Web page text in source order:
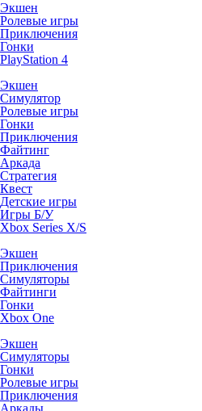
Экшен
Ролевые игры
Приключения
Гонки
PlayStation 4
Экшен
Симулятор
Ролевые игры
Гонки
Приключения
Файтинг
Аркада
Стратегия
Квест
Детские игры
Игры Б/У
Xbox Series X/S
Экшен
Приключения
Симуляторы
Файтинги
Гонки
Xbox One
Экшен
Симуляторы
Гонки
Ролевые игры
Приключения
Аркады